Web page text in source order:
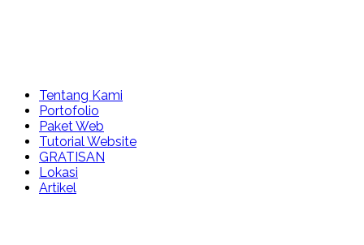
Tentang Kami
Portofolio
Paket Web
Tutorial Website
GRATISAN
Lokasi
Artikel